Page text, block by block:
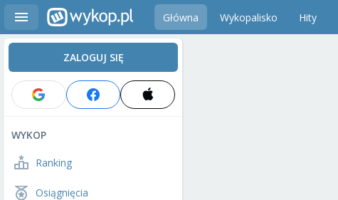
Główna Wykopalisko Hity
ZALOGUJ SIĘ
WYKOP
Ranking
Osiągnięcia